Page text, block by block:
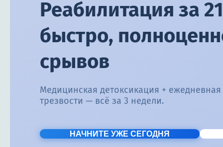
Реабилитация за
быстро,
срывов
Медицинская детоксикация +
трезвости — всё за 3 недели.
НАЧНИТЕ УЖЕ СЕГОДНЯ